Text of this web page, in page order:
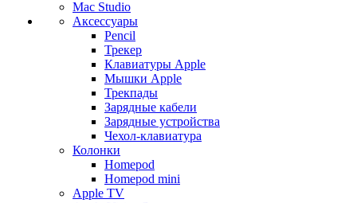
Mac Studio
Аксессуары
Pencil
Трекер
Клавиатуры Apple
Мышки Apple
Трекпады
Зарядные кабели
Зарядные устройства
Чехол-клавиатура
Колонки
Homepod
Homepod mini
Apple TV